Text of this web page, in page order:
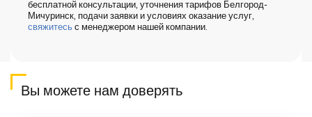
бесплатной консультации, уточнения тарифов Белгород-
Мичуринск, подачи заявки и условиях оказание услуг,
свяжитесь с менеджером нашей компании.
Вы можете нам доверять